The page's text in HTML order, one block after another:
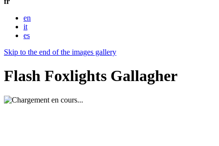
en
it
es
Skip to the end of the images gallery
Flash Foxlights Gallagher